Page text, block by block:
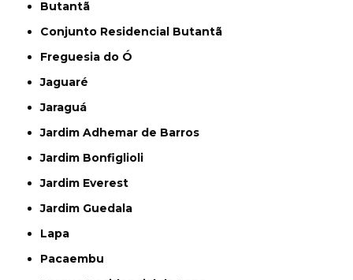
Butantã
Conjunto Residencial Butantã
Freguesia do Ó
Jaguaré
Jaraguá
Jardim Adhemar de Barros
Jardim Bonfiglioli
Jardim Everest
Jardim Guedala
Lapa
Pacaembu